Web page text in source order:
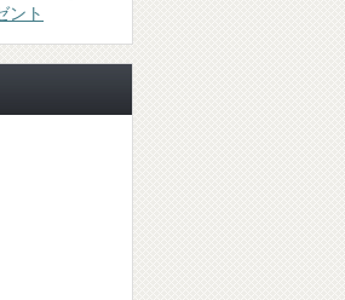
ント